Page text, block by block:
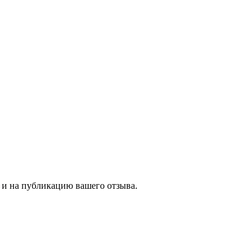
и на публикацию вашего отзыва.